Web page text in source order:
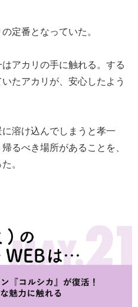
定番となっていた。
アカリの手に触れる。する
たアカリが、安心したよう
溶け込んでしまうと孝一
るべき場所があることを、
。